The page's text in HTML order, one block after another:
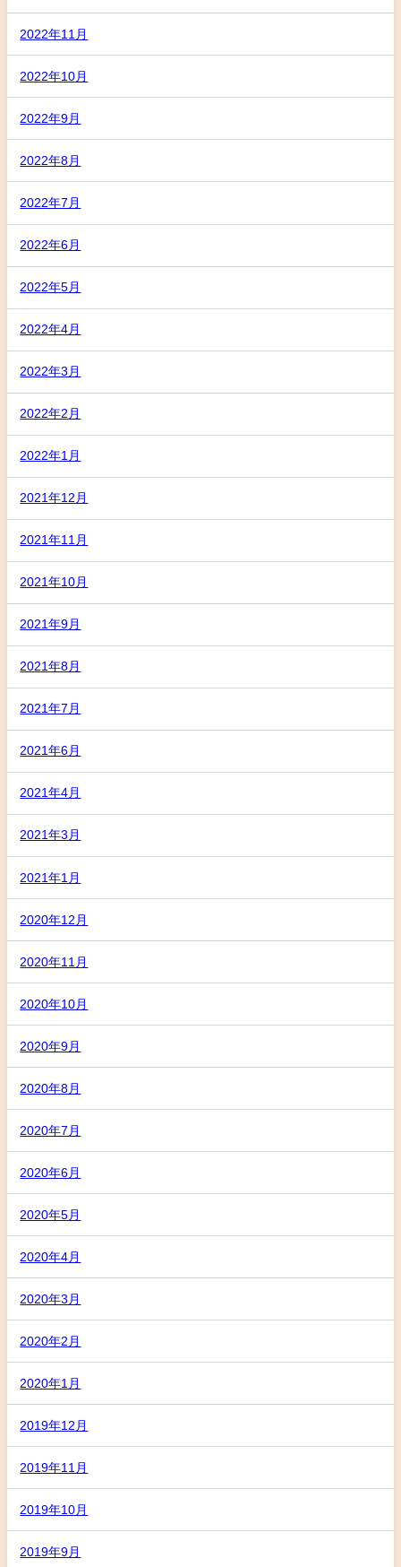
2022年11月
2022年10月
2022年9月
2022年8月
2022年7月
2022年6月
2022年5月
2022年4月
2022年3月
2022年2月
2022年1月
2021年12月
2021年11月
2021年10月
2021年9月
2021年8月
2021年7月
2021年6月
2021年4月
2021年3月
2021年1月
2020年12月
2020年11月
2020年10月
2020年9月
2020年8月
2020年7月
2020年6月
2020年5月
2020年4月
2020年3月
2020年2月
2020年1月
2019年12月
2019年11月
2019年10月
2019年9月